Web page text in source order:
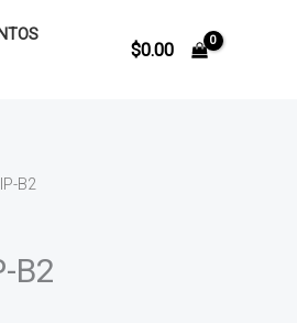
$0.00
B2
B2